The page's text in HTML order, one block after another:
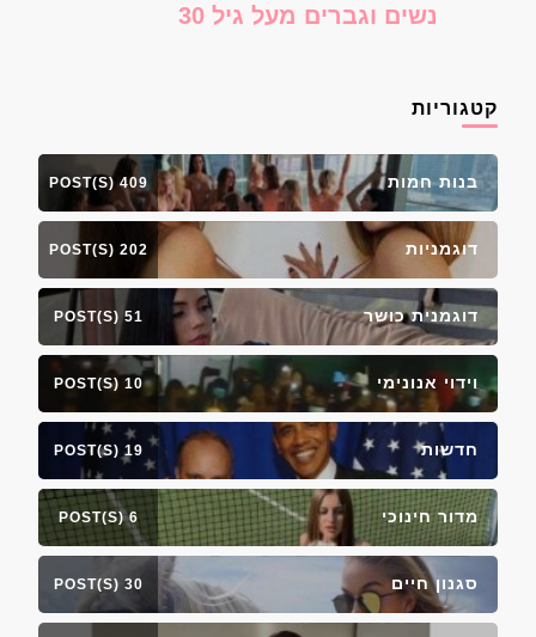
נשים וגברים מעל גיל 30
קטגוריות
בנות חמות 409 POST(S)
דוגמניות 202 POST(S)
דוגמנית כושר 51 POST(S)
וידוי אנונימי 10 POST(S)
חדשות 19 POST(S)
מדור חינוכי 6 POST(S)
סגנון חיים 30 POST(S)